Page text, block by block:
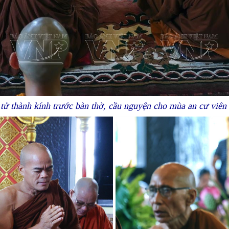
thành kính trước bàn thờ, cầu nguyện cho mùa an cư viên